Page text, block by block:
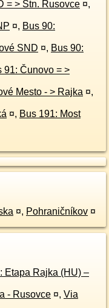
Bus 90: Nové SND = > Stn. Rusovce ¤,
SNP ¤, Bus 90:
= > Stn. Rusovce = > Nové SND ¤, Bus 90:
91: Čunovo = >
Train S8: Bratislava-Nové Mesto - > Rajka ¤,
¤, Bus 191: Most
¤, Pohraničníkov ¤
Etapa Rajka (HU) –
- Rusovce ¤, Via